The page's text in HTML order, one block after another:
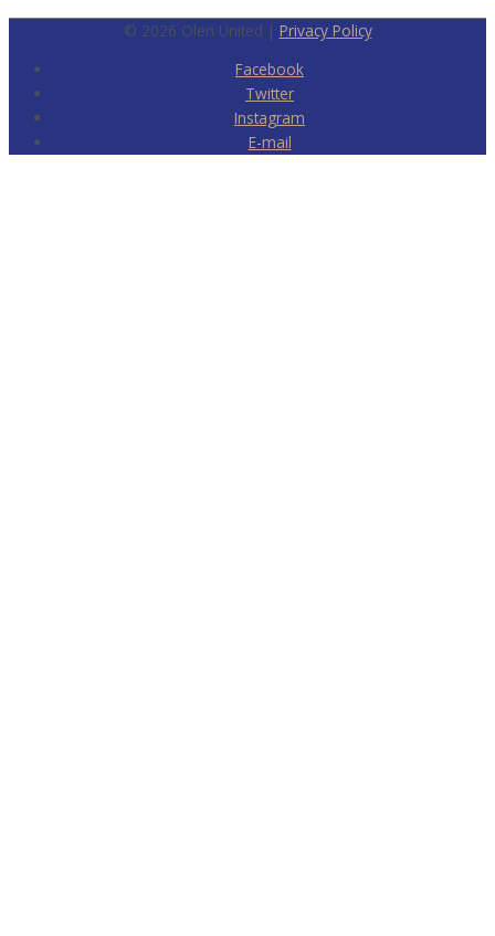
© 2026 Olen United | Privacy Policy
Facebook
Twitter
Instagram
E-mail